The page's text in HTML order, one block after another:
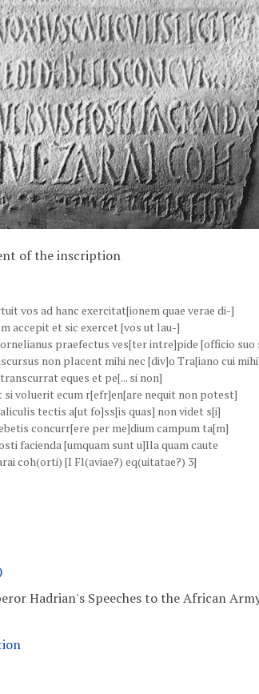
of the inscription
vos ad hanc exercitat[ionem quae verae di-]
accepit et sic exercet [vos ut lau-]
praefectus ves[ter intre]pide [officio suo
non placent mihi nec [div]o Tra[iano cui
eques et pe[... si non]
si voluerit ecum r[efr]en[are nequit non potest]
tectis a[ut fo]ss[is quas] non videt s[i]
concurr[ere per me]dium campum ta[m]
facienda [umquam sunt u]lla quam caute
coh(orti) [I Fl(aviae?) eq(uitatae?) 3]
Hadrian's Speeches to the African